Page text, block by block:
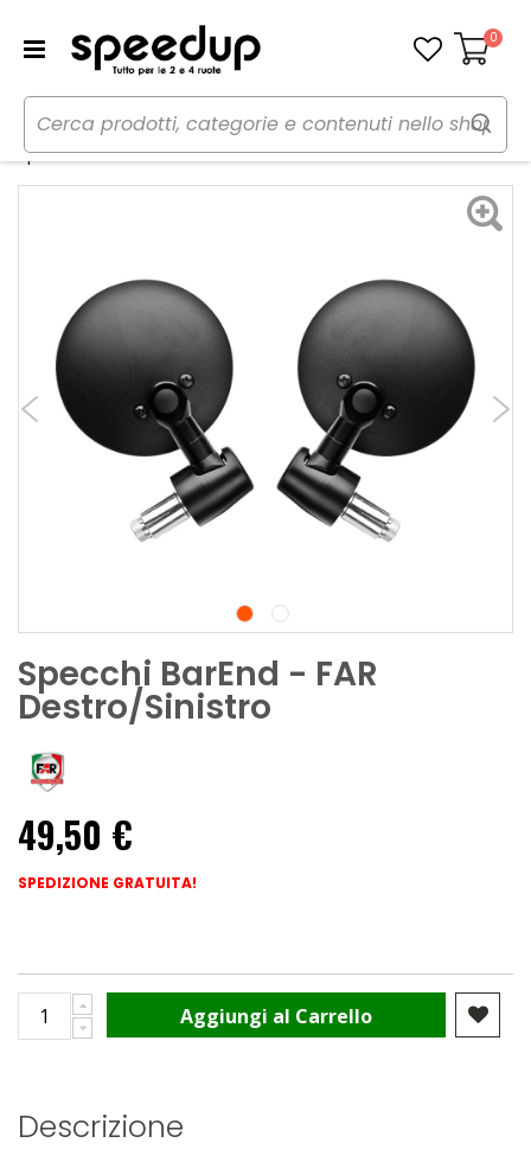
Carrello
0
Home Moto Estetica e protezioni moto
Specchi
Specchi BarEnd - FAR
Specchi BarEnd - FAR
Destro/Sinistro
49,50 €
SPEDIZIONE GRATUITA!
Aggiungi al Carrello
Descrizione